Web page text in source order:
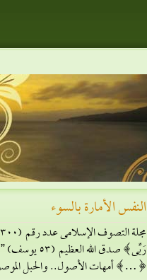
النفس الأمارة بالسوء
رَبِّى] صدق
أمهات الأصول.. والحبل الموصول. السلام عليكم سماحة الإمام .. وعليكم من الله […]